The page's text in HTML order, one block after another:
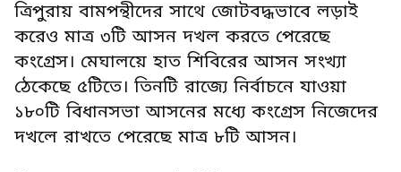
ত্রিপুরায় বামপন্থীদের সাথে জোটবদ্ধভাবে লড়াই
করেও মাত্র ৩টি আসন দখল করতে পেরেছে
কংগ্রেস। মেঘালয়ে হাত শিবিরের আসন সংখ্যা
ঠেকেছে ৫টিতে। তিনটি রাজ্যে নির্বাচনে যাওয়া
১৮০টি বিধানসভা আসনের মধ্যে কংগ্রেস নিজেদের
দখলে রাখতে পেরেছে মাত্র ৮টি আসন।